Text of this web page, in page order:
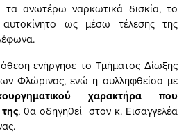
τα ανωτέρω ναρκωτικά δισκία, το
ως μέσω τέλεσης της
ενήργησε το Τμήματος Δίωξης
Φλώρινας, ενώ η συλληφθείσα με
χαρακτήρα που
, θα οδηγηθεί στον κ. Εισαγγελέα